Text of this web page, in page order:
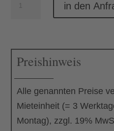
in den
Preishinweis
Alle genannten Preise
Mieteinheit (= 3
Montag), zzgl. 19%